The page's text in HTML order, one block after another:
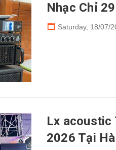
Nhạc Chỉ
Saturday, 18/07/
Lx acoustic
2026 Tại